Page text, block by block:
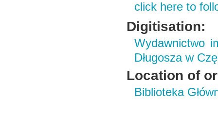
click here to
Digitisation:
Wydawnictwo
Długosza w
Location of
Biblioteka